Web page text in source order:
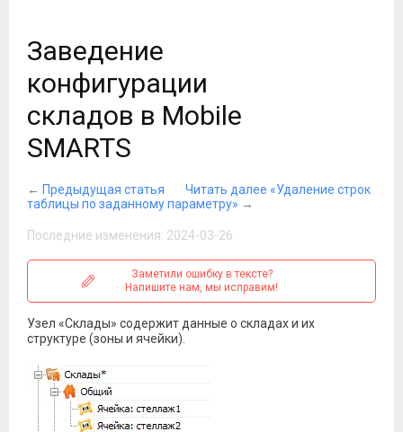
Заведение
конфигурации
складов в Mobile
SMARTS
← Предыдущая статья
Читать далее «Удаление строк
таблицы по заданному параметру» →
Последние изменения: 2024-03-26
Заметили ошибку в тексте?
Напишите нам, мы исправим!
Узел «Склады» содержит данные о складах и их
структуре (зоны и ячейки).